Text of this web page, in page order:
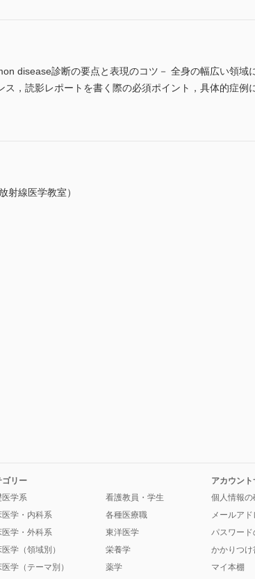
disease診断の要点と表現のコツ－ 全身の幅広い領
ス，読影レポートを書く際の必須ポイント，具体的症
射線医学教室）
ゴリー
医学系
医学・内科系
医学・外科系
学（領域別）
学（テーマ別）
看護教員・学生
各種医療職
東洋医学
栄養学
薬学
アカウント
個人情報の
メールア
パスワード
かかりつけ
マイ本棚